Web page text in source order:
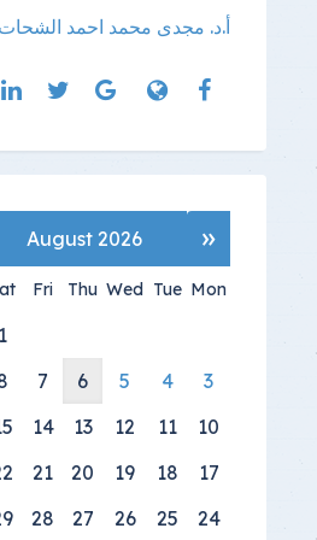
أ.د. مجدى محمد احمد الشحات
«
August 2026
Mon
Tue
Wed
Thu
Fri
1
3
4
5
6
7
10
11
12
13
14
17
18
19
20
21
24
25
26
27
28